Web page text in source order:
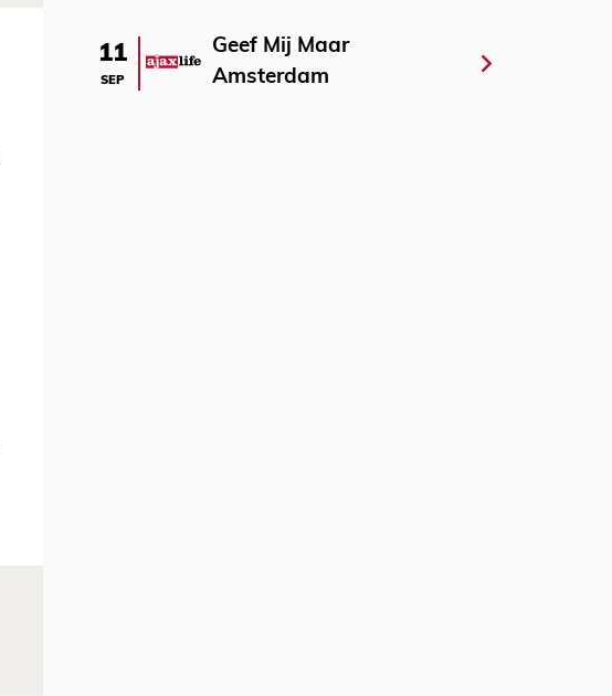
11
SEP
Geef Mij Maar
Amsterdam